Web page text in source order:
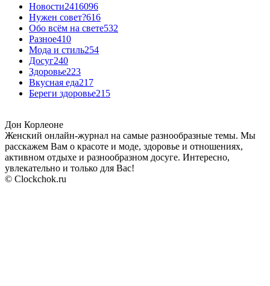
Новости2416096
Нужен совет?616
Обо всём на свете532
Разное410
Мода и стиль254
Досуг240
Здоровье223
Вкусная еда217
Береги здоровье215
Дон Корлеоне
Женский онлайн-журнал на самые разнообразные темы. Мы
расскажем Вам о красоте и моде, здоровье и отношениях,
активном отдыхе и разнообразном досуге. Интересно,
увлекательно и только для Вас!
© Clockchok.ru